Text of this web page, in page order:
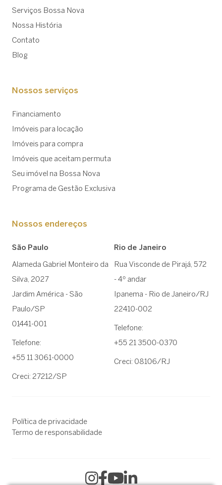
Serviços Bossa Nova
Nossa História
Contato
Blog
Nossos serviços
Financiamento
Imóveis para locação
Imóveis para compra
Imóveis que aceitam permuta
Seu imóvel na Bossa Nova
Programa de Gestão Exclusiva
Nossos endereços
São Paulo
Alameda Gabriel Monteiro da
Silva, 2027
Jardim América - São
Paulo/SP
01441-001
Telefone:
+55 11 3061-0000
Creci: 27212/SP
Rio de Janeiro
Rua Visconde de Pirajá, 572
- 4º andar
Ipanema - Rio de Janeiro/RJ
22410-002
Telefone:
+55 21 3500-0370
Creci: 08106/RJ
Política de privacidade
Termo de responsabilidade